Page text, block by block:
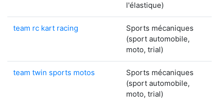
l'élastique)
team rc kart racing
Sports mécaniques
(sport automobile,
moto, trial)
team twin sports motos
Sports mécaniques
(sport automobile,
moto, trial)